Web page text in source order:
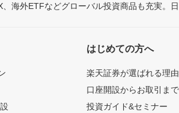
海外ETFなどグローバル投資商品も充実。
はじめての方へ
楽天証券が選ばれる理由
口座開設からお取引ま
投資ガイド&セミナー